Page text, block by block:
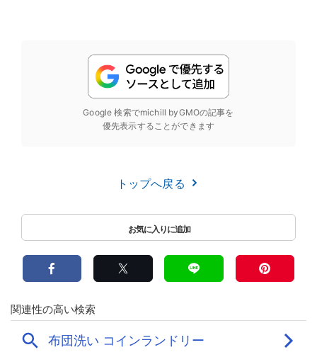
Google 検索でmichill byGMOの記事を
優先表示することができます
トップへ戻る